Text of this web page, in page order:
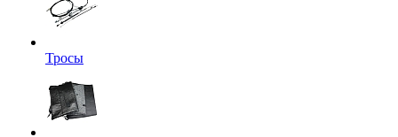
Тросы